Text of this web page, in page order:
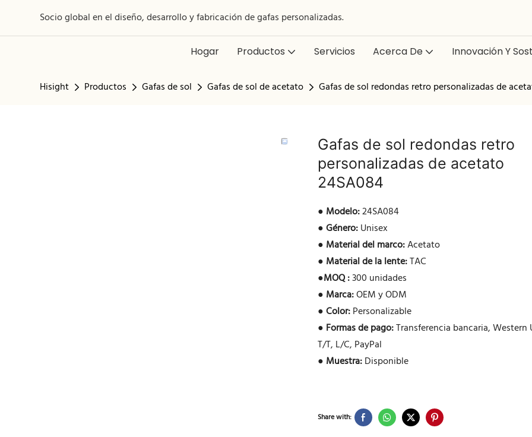
Socio global en el diseño, desarrollo y fabricación de gafas personalizadas.
Hogar Productos Servicios Acerca De Innovación Y
Hisight Productos Gafas de sol Gafas de sol de acetato Gafas de sol redondas retro personalizadas de
Gafas de sol redondas retro
personalizadas de acetato
24SA084
● Modelo:24SA084
● Género:Unisex
● Material del marco:Acetato
● Material de la lente:TAC
●MOQ :300 unidades
● Marca:OEM y ODM
● Color:Personalizable
● Formas de pago:Transferencia bancaria, Western
T/T, L/C, PayPal
● Muestra:Disponible
Share with: